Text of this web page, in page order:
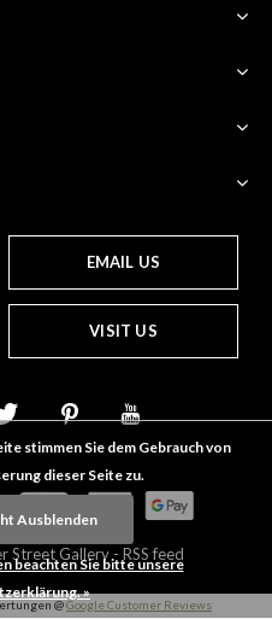
EMAIL US
VISIT US
Street Gallery- RSS feed
@Google Customer Reviews
stimmen Sie dem Gebrauch von
dieser Seite zu.
Ausblenden
beachten Sie bitte unsere
»